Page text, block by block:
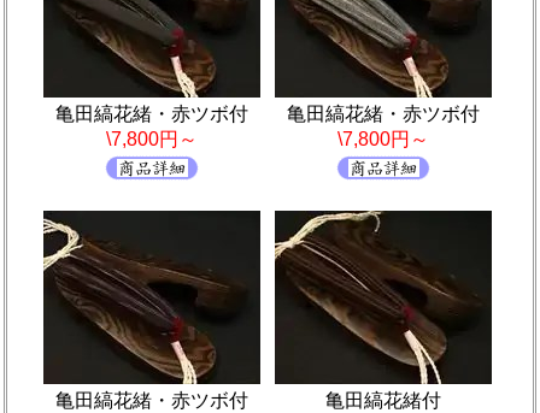
亀田縞花緒・赤ツボ付
\7,800円～
亀田縞花緒・赤ツボ付
\7,800円～
亀田縞花緒・赤ツボ付
亀田縞花緒付